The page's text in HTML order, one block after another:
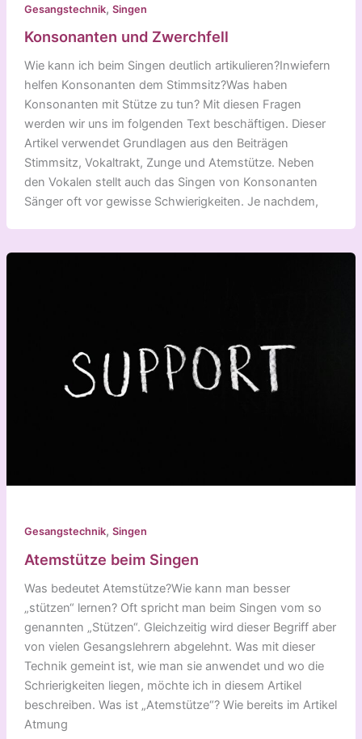
Gesangstechnik, Singen
Konsonanten und Zwerchfell
Wie kann ich beim Singen deutlich artikulieren?Inwiefern
helfen Konsonanten dem Stimmsitz?Was haben
Konsonanten mit Stütze zu tun? Mit diesen Fragen
werden wir uns im folgenden Text beschäftigen. Dieser
Artikel verwendet Grundlagen aus den Beiträgen
Stimmsitz, Vokaltrakt, Zunge und Atemstütze. Neben
den Vokalen stellt auch das Singen von Konsonanten
Sänger oft vor gewisse Schwierigkeiten. Je nachdem,
Gesangstechnik, Singen
Atemstütze beim Singen
Was bedeutet Atemstütze?Wie kann man besser
„stützen“ lernen? Oft spricht man beim Singen vom so
genannten „Stützen“. Gleichzeitig wird dieser Begriff aber
von vielen Gesangslehrern abgelehnt. Was mit dieser
Technik gemeint ist, wie man sie anwendet und wo die
Schrierigkeiten liegen, möchte ich in diesem Artikel
beschreiben. Was ist „Atemstütze“? Wie bereits im Artikel
Atmung